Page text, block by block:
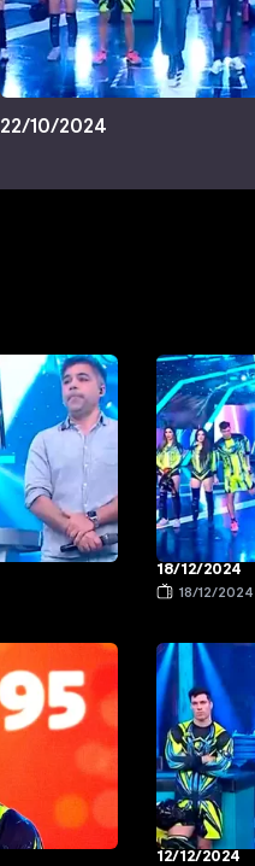
22/10/2024
18/12/2024
18/12/2024
12/12/2024